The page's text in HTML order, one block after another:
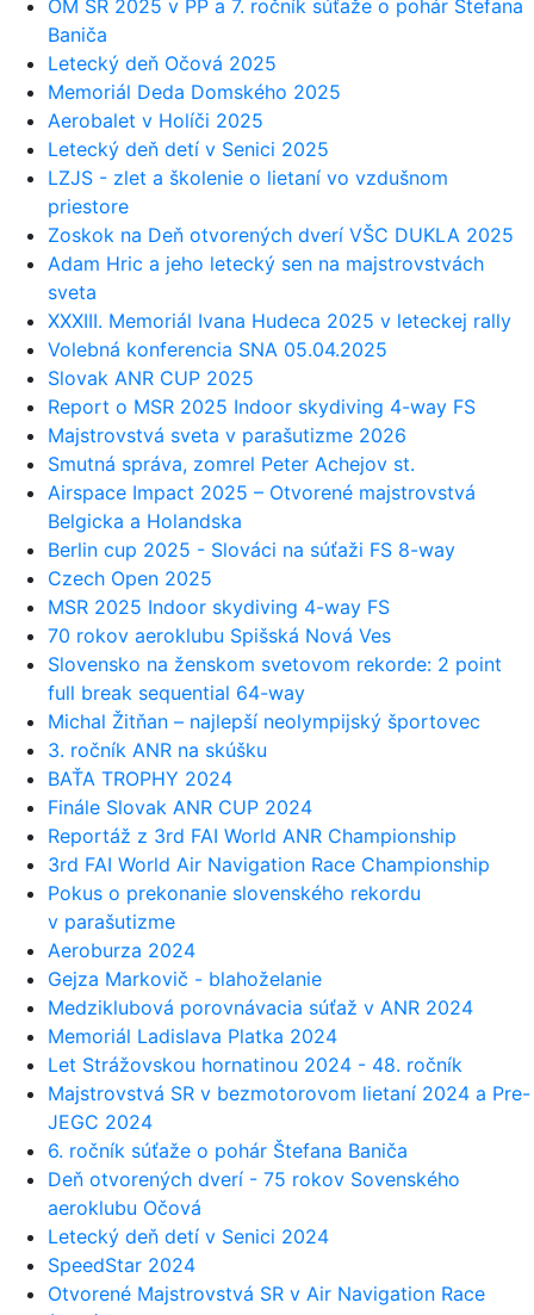
OM SR 2025 v PP a 7. ročník súťaže o pohár Štefana
Baniča
Letecký deň Očová 2025
Memoriál Deda Domského 2025
Aerobalet v Holíči 2025
Letecký deň detí v Senici 2025
LZJS - zlet a školenie o lietaní vo vzdušnom
priestore
Zoskok na Deň otvorených dverí VŠC DUKLA 2025
Adam Hric a jeho letecký sen na majstrovstvách
sveta
XXXIII. Memoriál Ivana Hudeca 2025 v leteckej rally
Volebná konferencia SNA 05.04.2025
Slovak ANR CUP 2025
Report o MSR 2025 Indoor skydiving 4-way FS
Majstrovstvá sveta v parašutizme 2026
Smutná správa, zomrel Peter Achejov st.
Airspace Impact 2025 – Otvorené majstrovstvá
Belgicka a Holandska
Berlin cup 2025 - Slováci na súťaži FS 8-way
Czech Open 2025
MSR 2025 Indoor skydiving 4-way FS
70 rokov aeroklubu Spišská Nová Ves
Slovensko na ženskom svetovom rekorde: 2 point
full break sequential 64-way
Michal Žitňan – najlepší neolympijský športovec
3. ročník ANR na skúšku
BAŤA TROPHY 2024
Finále Slovak ANR CUP 2024
Reportáž z 3rd FAI World ANR Championship
3rd FAI World Air Navigation Race Championship
Pokus o prekonanie slovenského rekordu
v parašutizme
Aeroburza 2024
Gejza Markovič - blahoželanie
Medziklubová porovnávacia súťaž v ANR 2024
Memoriál Ladislava Platka 2024
Let Strážovskou hornatinou 2024 - 48. ročník
Majstrovstvá SR v bezmotorovom lietaní 2024 a Pre-
JEGC 2024
6. ročník súťaže o pohár Štefana Baniča
Deň otvorených dverí - 75 rokov Sovenského
aeroklubu Očová
Letecký deň detí v Senici 2024
SpeedStar 2024
Otvorené Majstrovstvá SR v Air Navigation Race